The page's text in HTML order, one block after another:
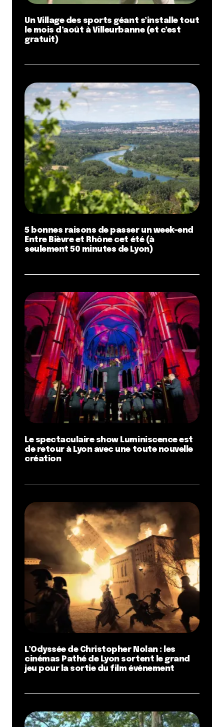
Un Village des sports géant s’installe tout
le mois d’août à Villeurbanne (et c’est
gratuit)
5 bonnes raisons de passer un week-end
Entre Bièvre et Rhône cet été (à
seulement 50 minutes de Lyon)
Le spectaculaire show Luminiscence est
de retour à Lyon avec une toute nouvelle
création
L’Odyssée de Christopher Nolan : les
cinémas Pathé de Lyon sortent le grand
jeu pour la sortie du film événement